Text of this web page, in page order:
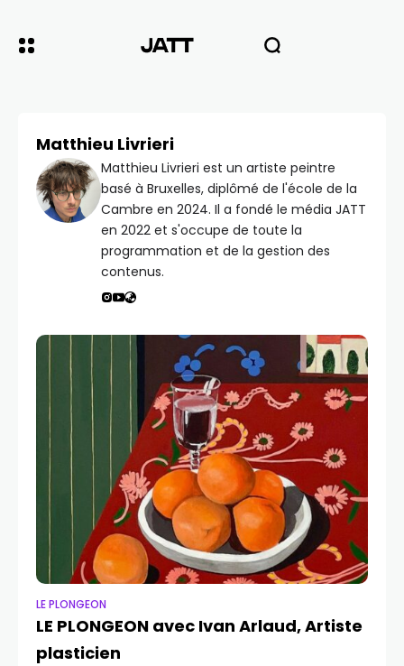
Matthieu Livrieri
Matthieu Livrieri est un artiste peintre
basé à Bruxelles, diplômé de l'école de la
Cambre en 2024. Il a fondé le média JATT
en 2022 et s'occupe de toute la
programmation et de la gestion des
contenus.
LE PLONGEON
LE PLONGEON avec Ivan Arlaud, Artiste
plasticien